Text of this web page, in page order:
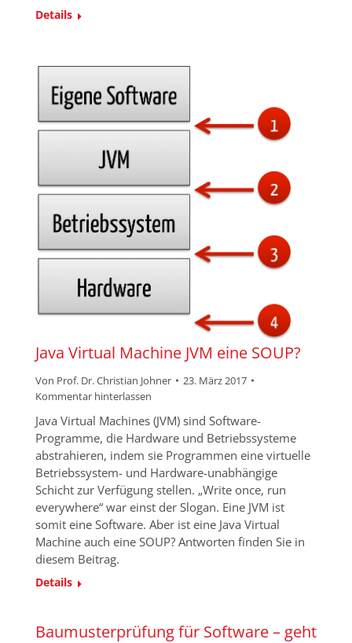
Details
Java Virtual Machine JVM eine SOUP?
Von Prof. Dr. Christian Johner
23. März 2017
Kommentar hinterlassen
Java Virtual Machines (JVM) sind Software-
Programme, die Hardware und Betriebssysteme
abstrahieren, indem sie Programmen eine virtuelle
Betriebssystem- und Hardware-unabhängige
Schicht zur Verfügung stellen. „Write once, run
everywhere“ war einst der Slogan. Eine JVM ist
somit eine Software. Aber ist eine Java Virtual
Machine auch eine SOUP? Antworten finden Sie in
diesem Beitrag.
Details
Baumusterprüfung für Software – geht